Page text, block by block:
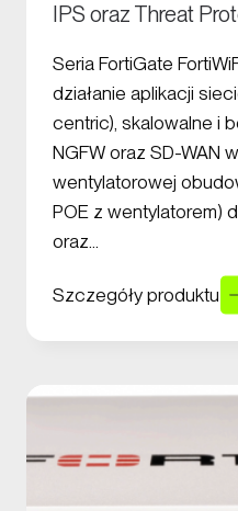
IPS oraz Threat
Seria FortiGate
działanie aplikacji
centric), skalowalne i
NGFW oraz SD-WAN
wentylatorowej
POE z wentylatorem)
oraz…
Szczegóły produktu